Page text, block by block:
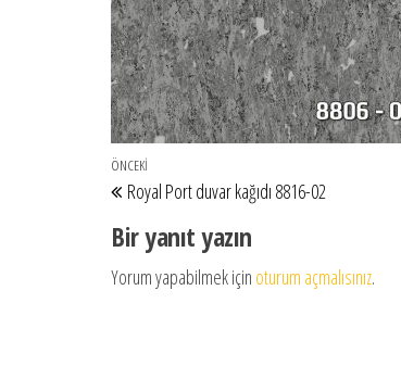
Yazı gezinmesi
Önceki Yazı
ÖNCEKI
Royal Port duvar kağıdı 8816-02
Bir yanıt yazın
Yorum yapabilmek için oturum açmalısınız.